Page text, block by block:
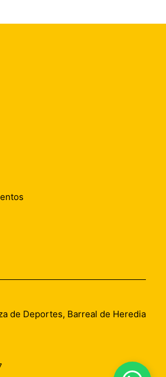
de Deportes, Barreal de Heredia